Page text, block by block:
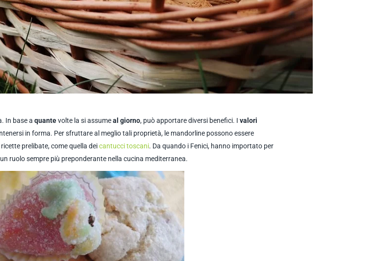
In base a quantevolte la si assumeal giorno, può apportare diversi benefici. I valori
in forma. Per sfruttare al meglio tali proprietà, le mandorline possono essere
prelibate, come quella deicantucci toscani. Da quando i Fenici, hanno importato per
ruolo sempre più preponderante nella cucina mediterranea.